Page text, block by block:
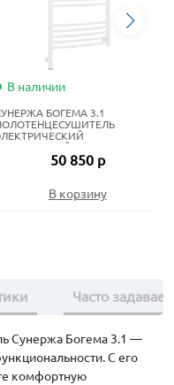
В наличии
БОГЕМА 3.1
ЖИДКОСТНЫЙ 120Х60 СМ
МАТОВЫЙ БЕЛЫЙ
50 850 р
В корзину
Часто
Сунержа Богема 3.1 —
С его
комфортную